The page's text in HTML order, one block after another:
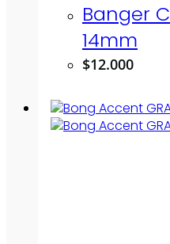
Banger
14mm
$12.000